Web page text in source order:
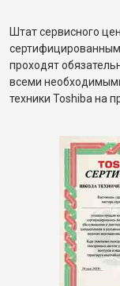
Штат сервисного
проходят
всеми
техники Toshiba на